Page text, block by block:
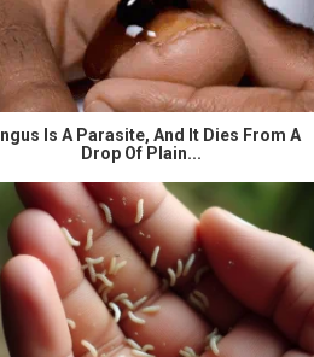
Is A Parasite, And It Dies From A
Drop Of Plain...